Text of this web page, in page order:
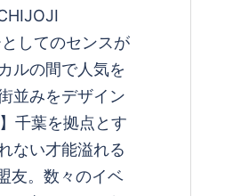
してのセンスが
ルの間で人気を
並みをデザイン
千葉を拠点とす
ない才能溢れる
友。数々のイベ